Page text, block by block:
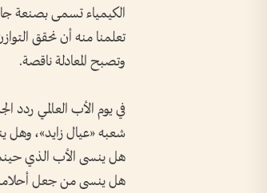
الكيمياء تسمى بصنعة
تعلمنا منه أن نحقق
وتصبح المعادلة ناقصة.
في يوم الأب العالمي
شعبه «عيال زايد»، وهل
هل ينسى الأب الذي
هل ينسى من جعل